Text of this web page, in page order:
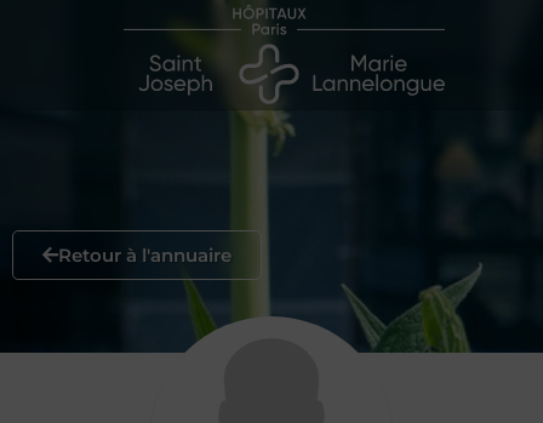
Retour à l'annuaire